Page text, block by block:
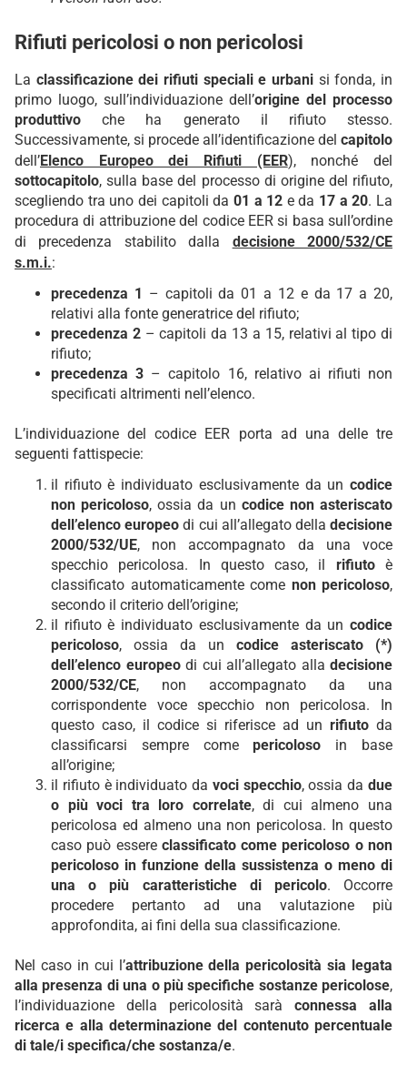
Rifiuti pericolosi o non pericolosi
La classificazione dei rifiuti speciali e urbani si fonda, in
primo luogo, sull’individuazione dell’origine del processo
produttivo che ha generato il rifiuto stesso.
Successivamente, si procede all’identificazione del capitolo
dell’Elenco Europeo dei Rifiuti (EER), nonché del
sottocapitolo, sulla base del processo di origine del rifiuto,
scegliendo tra uno dei capitoli da 01 a 12 e da 17 a 20. La
procedura di attribuzione del codice EER si basa sull’ordine
di precedenza stabilito dalla decisione 2000/532/CE
s.m.i.:
precedenza 1 – capitoli da 01 a 12 e da 17 a 20,
relativi alla fonte generatrice del rifiuto;
precedenza 2– capitoli da 13 a 15, relativi al tipo di
rifiuto;
precedenza 3 – capitolo 16, relativo ai rifiuti non
specificati altrimenti nell’elenco.
L’individuazione del codice EER porta ad una delle tre
seguenti fattispecie:
il rifiuto è individuato esclusivamente da un codice
non pericoloso, ossia da un codice non asteriscato
dell’elenco europeo di cui all’allegato delladecisione
2000/532/UE, non accompagnato da una voce
specchio pericolosa. In questo caso, il rifiutoè
classificato automaticamente come non pericoloso,
secondo il criterio dell’origine;
il rifiuto è individuato esclusivamente da un codice
pericoloso, ossia da un codice asteriscato (*)
dell’elenco europeodi cui all’allegato alla decisione
2000/532/CE, non accompagnato da una
corrispondente voce specchio non pericolosa. In
questo caso, il codice si riferisce ad un rifiuto da
classificarsi sempre comepericoloso in base
all’origine;
il rifiuto è individuato da voci specchio, ossia dadue
o più voci tra loro correlate, di cui almeno una
pericolosa ed almeno una non pericolosa. In questo
caso può essere classificato come pericoloso o non
pericoloso in funzione della sussistenza o meno di
una o più caratteristiche di pericolo. Occorre
procedere pertanto ad una valutazione più
approfondita, ai fini della sua classificazione.
Nel caso in cui l’attribuzione della pericolosità sia legata
alla presenza di una o più specifiche sostanze pericolose,
l’individuazione della pericolosità saràconnessa alla
ricerca e alla determinazione del contenuto percentuale
di tale/i specifica/che sostanza/e.